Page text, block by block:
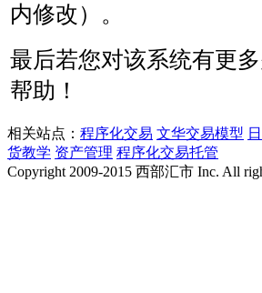
内修改）。
最后若您对该系统有更
帮助！
相关站点： 程序化交易 文华交易模型
货教学 资产管理 程序化交易托管
Copyright 2009-2015 西部汇市 Inc. All